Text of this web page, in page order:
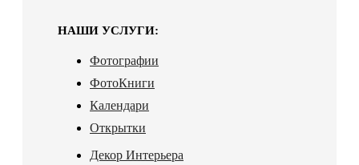
НАШИ УСЛУГИ:
Фотографии
ФотоКниги
Календари
Открытки
Декор Интерьера